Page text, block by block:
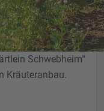
Schwebheim“
Kräuteranbau.